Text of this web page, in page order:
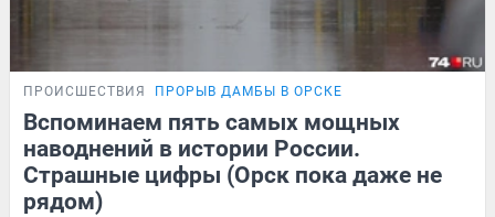
ПРОИСШЕСТВИЯ ПРОРЫВ ДАМБЫ В ОРСКЕ
Вспоминаем пять самых мощных
наводнений в истории России.
Страшные цифры (Орск пока даже не
рядом)